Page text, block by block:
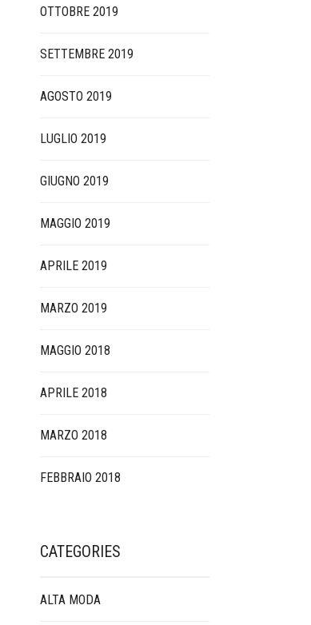
OTTOBRE 2019
SETTEMBRE 2019
AGOSTO 2019
LUGLIO 2019
GIUGNO 2019
MAGGIO 2019
APRILE 2019
MARZO 2019
MAGGIO 2018
APRILE 2018
MARZO 2018
FEBBRAIO 2018
CATEGORIES
ALTA MODA